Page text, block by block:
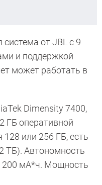
от JBL с 9
и поддержкой
может работать в
Dimensity 7400,
ГБ оперативной
или 256 ГБ, есть
ТБ). Автономность
200 мА*ч. Мощность